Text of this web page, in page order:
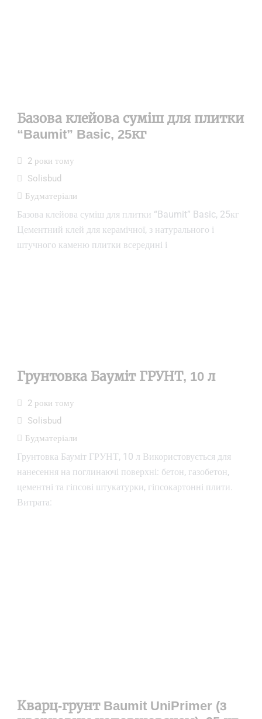
Базова клейова суміш для плитки
“Baumit” Basic, 25кг
2 роки тому
Solisbud
Будматеріали
Базова клейова суміш для плитки “Baumit” Basic, 25кг
Цементний клей для керамічної, з натурального і
штучного каменю плитки всередині і
Грунтовка Бауміт ГРУНТ, 10 л
2 роки тому
Solisbud
Будматеріали
Грунтовка Бауміт ГРУНТ, 10 л Використовується для
нанесення на поглинаючі поверхні: бетон, газобетон,
цементні та гіпсові штукатурки, гіпсокартонні плити.
Витрата:
Кварц-грунт Baumit UniPrimer (з